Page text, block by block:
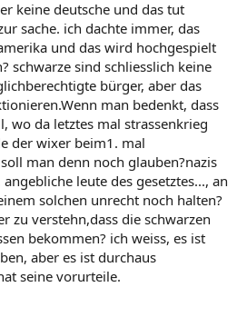
keine deutsche und das tut
sache. ich dachte immer, das
und das wird hochgespielt
schwarze sind schliesslich keine
bürger, aber das
man bedenkt, dass
wo da letztes mal strassenkrieg
der wixer beim1. mal
man denn noch glauben?nazis
leute des gesetztes..., an
solchen unrecht noch halten?
zu verstehn,dass die schwarzen
bekommen? ich weiss, es ist
aber es ist durchaus
seine vorurteile.